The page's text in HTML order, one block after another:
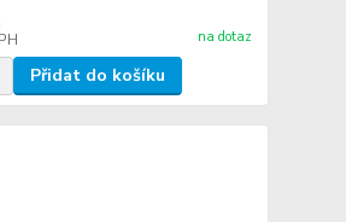
na dotaz
Přidat do košíku